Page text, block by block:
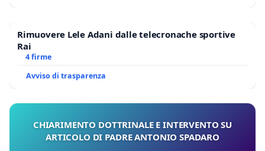
Rimuovere Lele Adani dalle telecronache sportive
Rai
4 firme
Avviso di trasparenza
CHIARIMENTO DOTTRINALE E INTERVENTO SU
ARTICOLO DI PADRE ANTONIO SPADARO